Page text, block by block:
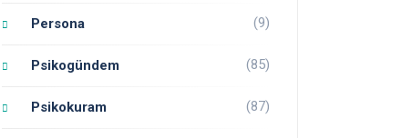
Persona (9)
Psikogündem (85)
Psikokuram (87)